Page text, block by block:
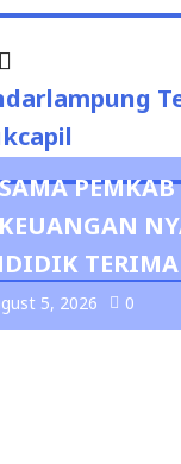
post:
5, 2026
0